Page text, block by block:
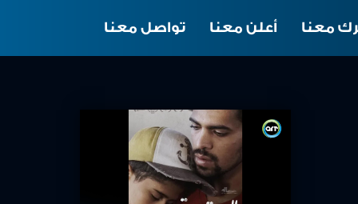
تواصل معنا أعلن معنا معنا